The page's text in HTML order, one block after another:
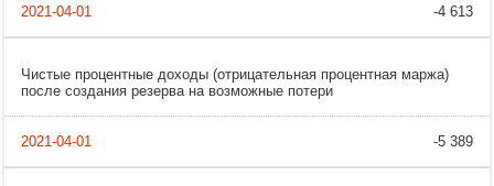
-4 613
Чистые процентные доходы (отрицательная процентная маржа)
после создания резерва на возможные потери
-5 389